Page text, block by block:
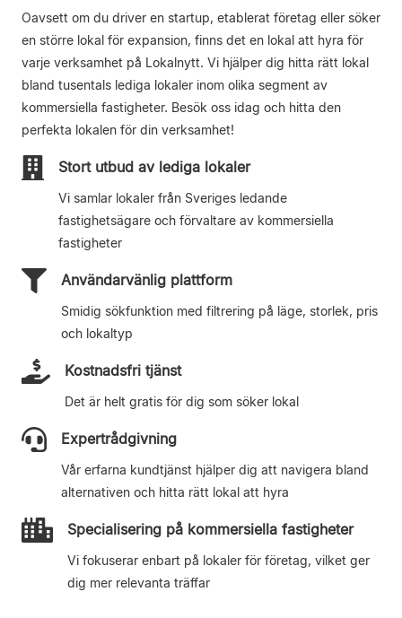
Oavsett om du driver en startup, etablerat företag eller söker
en större lokal för expansion, finns det en lokal att hyra för
varje verksamhet på Lokalnytt. Vi hjälper dig hitta rätt lokal
bland tusentals lediga lokaler inom olika segment av
kommersiella fastigheter. Besök oss idag och hitta den
perfekta lokalen för din verksamhet!
Stort utbud av lediga lokaler
Vi samlar lokaler från Sveriges ledande
fastighetsägare och förvaltare av kommersiella
fastigheter
Användarvänlig plattform
Smidig sökfunktion med filtrering på läge, storlek, pris
och lokaltyp
Kostnadsfri tjänst
Det är helt gratis för dig som söker lokal
Expertrådgivning
Vår erfarna kundtjänst hjälper dig att navigera bland
alternativen och hitta rätt lokal att hyra
Specialisering på kommersiella fastigheter
Vi fokuserar enbart på lokaler för företag, vilket ger
dig mer relevanta träffar